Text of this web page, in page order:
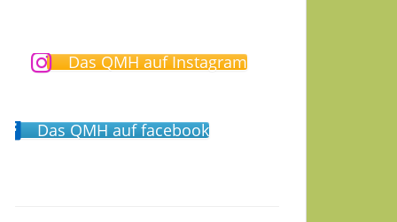
Das QMH auf Instagram
Das QMH auf facebook